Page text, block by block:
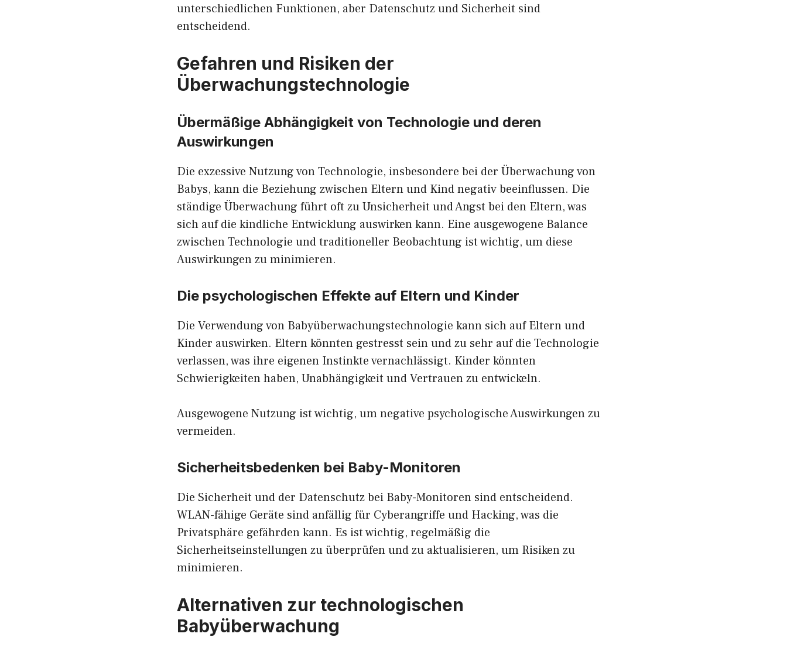
unterschiedlichen Funktionen, aber Datenschutz und Sicherheit sind
entscheidend.
Gefahren und Risiken der
Überwachungstechnologie
Übermäßige Abhängigkeit von Technologie und deren
Auswirkungen
Die exzessive Nutzung von Technologie, insbesondere bei der Überwachung von
Babys, kann die Beziehung zwischen Eltern und Kind negativ beeinflussen. Die
ständige Überwachung führt oft zu Unsicherheit und Angst bei den Eltern, was
sich auf die kindliche Entwicklung auswirken kann. Eine ausgewogene Balance
zwischen Technologie und traditioneller Beobachtung ist wichtig, um diese
Auswirkungen zu minimieren.
Die psychologischen Effekte auf Eltern und Kinder
Die Verwendung von Babyüberwachungstechnologie kann sich auf Eltern und
Kinder auswirken. Eltern könnten gestresst sein und zu sehr auf die Technologie
verlassen, was ihre eigenen Instinkte vernachlässigt. Kinder könnten
Schwierigkeiten haben, Unabhängigkeit und Vertrauen zu entwickeln.
Ausgewogene Nutzung ist wichtig, um negative psychologische Auswirkungen zu
vermeiden.
Sicherheitsbedenken bei Baby-Monitoren
Die Sicherheit und der Datenschutz bei Baby-Monitoren sind entscheidend.
WLAN-fähige Geräte sind anfällig für Cyberangriffe und Hacking, was die
Privatsphäre gefährden kann. Es ist wichtig, regelmäßig die
Sicherheitseinstellungen zu überprüfen und zu aktualisieren, um Risiken zu
minimieren.
Alternativen zur technologischen
Babyüberwachung